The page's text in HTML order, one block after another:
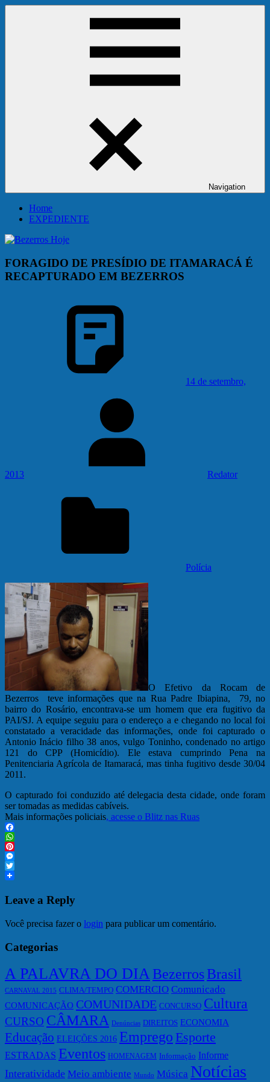
Skip
Navigation
Home
EXPEDIENTE
FORAGIDO DE PRESÍDIO DE ITAMARACÁ É
RECAPTURADO EM BEZERROS
14 de setembro,
2013 Redator
Polícia
O Efetivo da Rocam de
Bezerros teve informações que na Rua Padre Ibiapina, 79, no
bairro do Rosário, encontrava-se um homem que era fugitivo da
PAI/SJ. A equipe seguiu para o endereço a e chegando no local foi
constatado a veracidade das informações, onde foi capturado o
Antonio Inácio filho 38 anos, vulgo Toninho, condenado no artigo
121 do CPP (Homicídio). Ele estava cumprindo Pena na
Penitenciaria Agrícola de Itamaracá, mas tinha fugitivo desde 30/04
2011.
O capturado foi conduzido até delegacia desta cidade, onde foram
ser tomadas as medidas cabíveis.
Mais informações policiais, acesse o Blitz nas Ruas
Facebook
WhatsApp
Pinterest
Messenger
Twitter
Leave a Reply
Você precisa fazer o login para publicar um comentário.
Categorias
A PALAVRA DO DIABezerrosBrasil
CARNAVAL 2015 CLIMA/TEMPO COMERCIO Comunicado
COMUNICAÇÃO COMUNIDADE CONCURSO Cultura
CURSO CÂMARA Denúncias DIREITOS ECONOMIA
Educação ELEIÇÕES 2016 Emprego Esporte
ESTRADAS Eventos HOMENAGEM Informação Informe
Interatividade Meio ambiente Mundo Música Notícias